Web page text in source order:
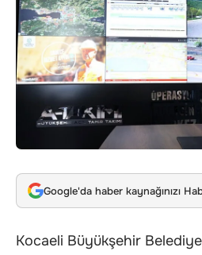
Google'da haber kaynağınızı
Kocaeli Büyükşehir